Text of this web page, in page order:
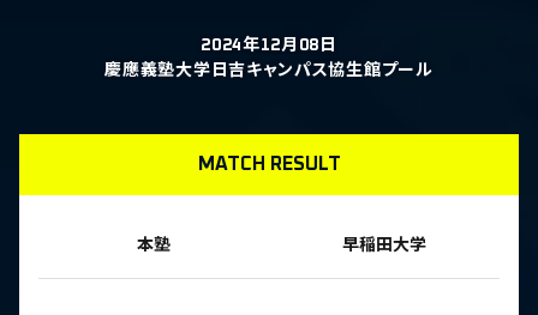
2024年12月08日
慶應義塾大学日吉キャンパス協生館プール
MATCH RESULT
本塾 早稲田大学